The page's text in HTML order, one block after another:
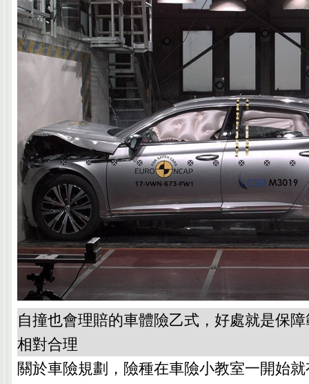
自撞也會理賠的車體險乙式，好處就是保
相對合理
關於車險規劃，險種在車險小教室一開始